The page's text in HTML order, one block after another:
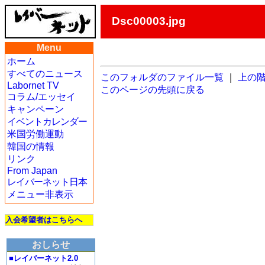
Dsc00003.jpg
Menu
ホーム
すべてのニュース
Labornet TV
コラム/エッセイ
キャンペーン
イベントカレンダー
米国労働運動
韓国の情報
リンク
From Japan
レイバーネット日本
メニュー非表示
入会希望者はこちらへ
おしらせ
■レイバーネット2.0
このフォルダのファイル一覧
上の
このページの先頭に戻る